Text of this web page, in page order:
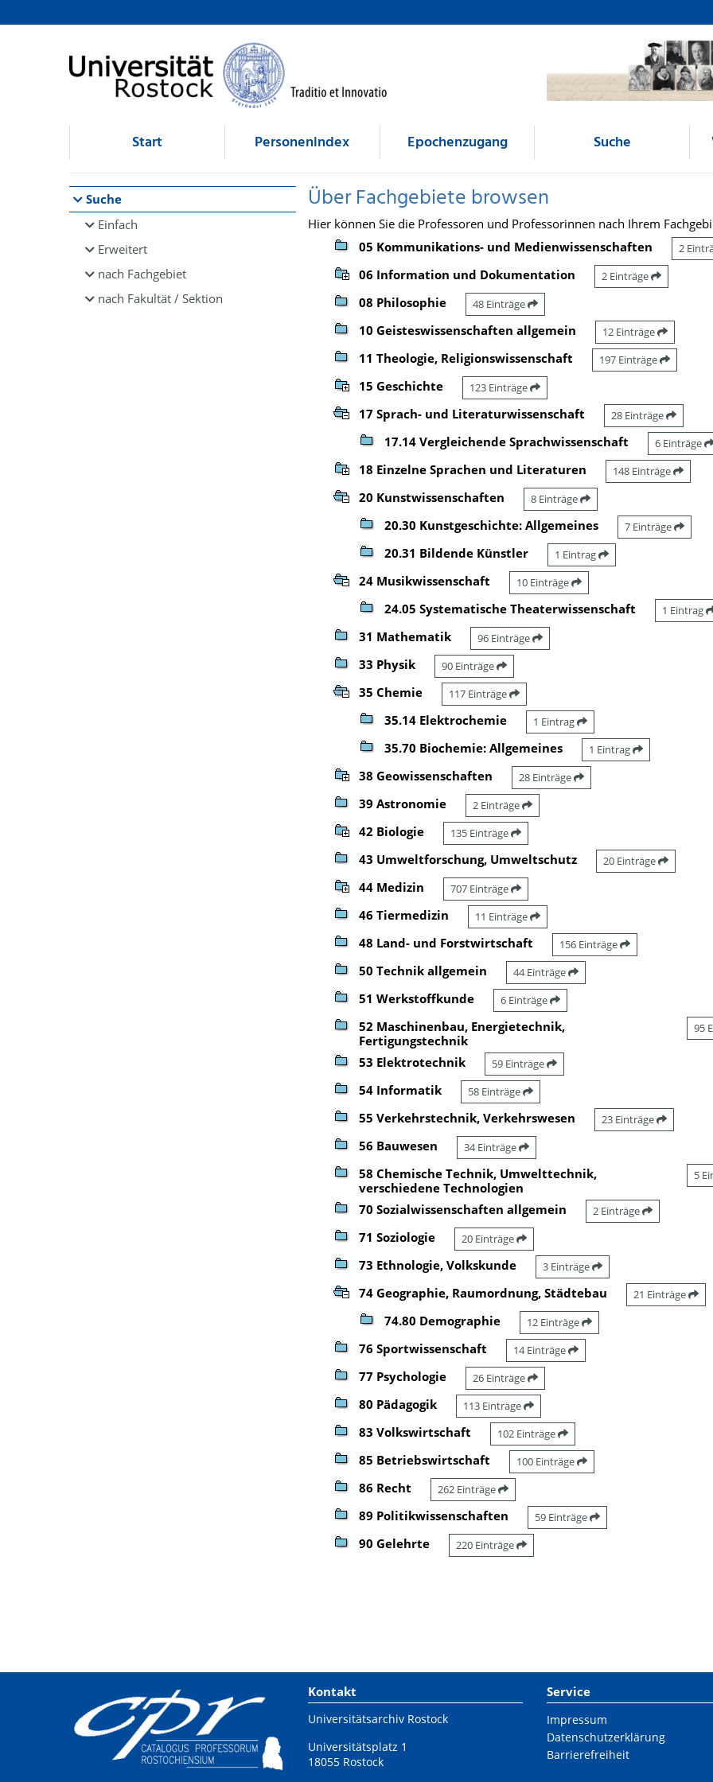
Browsen
direkt zum Inhalt
Start Personenindex Epochenzugang Suche
Suche
Einfach
Erweitert
nach Fachgebiet
nach Fakultät / Sektion
Über Fachgebiete browsen
Hier können Sie die Professoren und Professorinnen nach Ihrem
05 Kommunikations- und Medienwissenschaften
2
06 Information und Dokumentation 2 Einträge
08 Philosophie 48 Einträge
10 Geisteswissenschaften allgemein 12 Einträge
11 Theologie, Religionswissenschaft 197 Einträge
15 Geschichte 123 Einträge
17 Sprach- und Literaturwissenschaft 28 Einträge
17.14 Vergleichende Sprachwissenschaft 6 Einträge
18 Einzelne Sprachen und Literaturen 148 Einträge
20 Kunstwissenschaften 8 Einträge
20.30 Kunstgeschichte: Allgemeines 7 Einträge
20.31 Bildende Künstler 1 Eintrag
24 Musikwissenschaft 10 Einträge
24.05 Systematische Theaterwissenschaft 1 Eintrag
31 Mathematik 96 Einträge
33 Physik 90 Einträge
35 Chemie 117 Einträge
35.14 Elektrochemie 1 Eintrag
35.70 Biochemie: Allgemeines 1 Eintrag
38 Geowissenschaften 28 Einträge
39 Astronomie 2 Einträge
42 Biologie 135 Einträge
43 Umweltforschung, Umweltschutz 20 Einträge
44 Medizin 707 Einträge
46 Tiermedizin 11 Einträge
48 Land- und Forstwirtschaft 156 Einträge
50 Technik allgemein 44 Einträge
51 Werkstoffkunde 6 Einträge
52 Maschinenbau, Energietechnik,
Fertigungstechnik
95
53 Elektrotechnik 59 Einträge
54 Informatik 58 Einträge
55 Verkehrstechnik, Verkehrswesen 23 Einträge
56 Bauwesen 34 Einträge
58 Chemische Technik, Umwelttechnik,
verschiedene Technologien
5
70 Sozialwissenschaften allgemein 2 Einträge
71 Soziologie 20 Einträge
73 Ethnologie, Volkskunde 3 Einträge
74 Geographie, Raumordnung, Städtebau 21 Einträge
74.80 Demographie 12 Einträge
76 Sportwissenschaft 14 Einträge
77 Psychologie 26 Einträge
80 Pädagogik 113 Einträge
83 Volkswirtschaft 102 Einträge
85 Betriebswirtschaft 100 Einträge
86 Recht 262 Einträge
89 Politikwissenschaften 59 Einträge
90 Gelehrte 220 Einträge
Kontakt
Universitätsarchiv Rostock
Universitätsplatz 1
18055 Rostock
Service
Impressum
Datenschutzerklärung
Barrierefreiheit